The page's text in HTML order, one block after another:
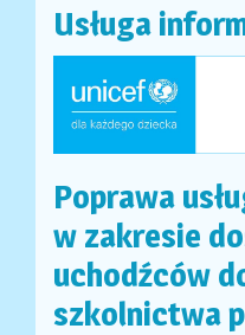
Usługa
Poprawa
w zakresie
uchodźców
szkolnictwa